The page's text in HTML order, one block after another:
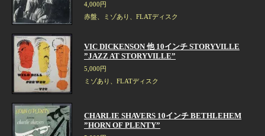
4,000円
赤盤、ミゾあり、FLATディスク
VIC DICKENSON 他 10インチ STORYVILLE
”JAZZ AT STORYVILLE”
5,000円
ミゾあり、FLATディスク
CHARLIE SHAVERS 10インチ BETHLEHEM
”HORN OF PLENTY”